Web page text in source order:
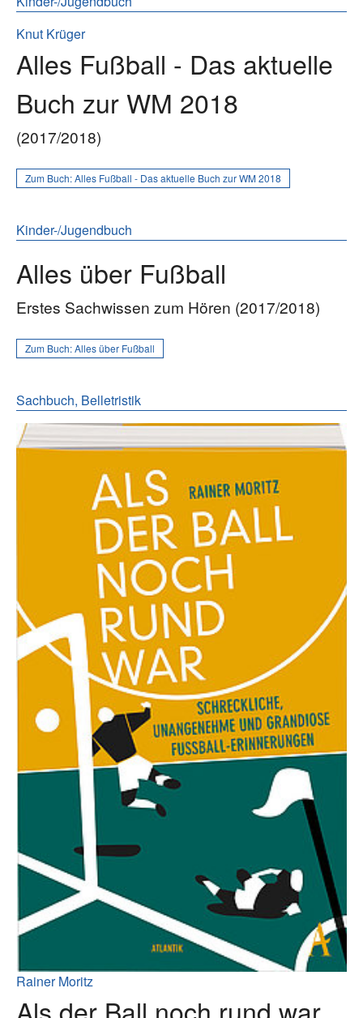
Knut Krüger
Alles Fußball - Das aktuelle
Buch zur WM 2018
(2017/2018)
Zum Buch:Alles Fußball - Das aktuelle Buch zur WM 2018
Kinder-/Jugendbuch
Alles über Fußball
Erstes Sachwissen zum Hören (2017/2018)
Zum Buch:Alles über Fußball
Sachbuch, Belletristik
Rainer Moritz